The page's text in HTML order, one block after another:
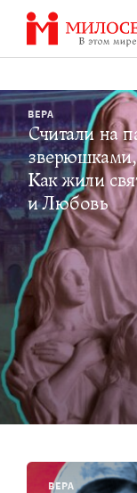
Перейти
содержанию
ВЕРА
Считали на
Как жили
и Любовь
ВЕРА